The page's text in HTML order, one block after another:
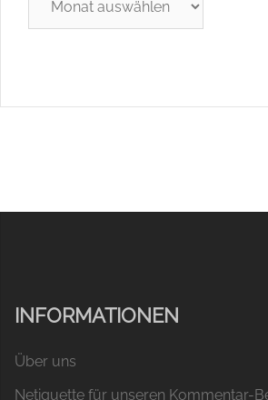
INFORMATIONEN
Über uns
Netiquette für unseren Kommentar-